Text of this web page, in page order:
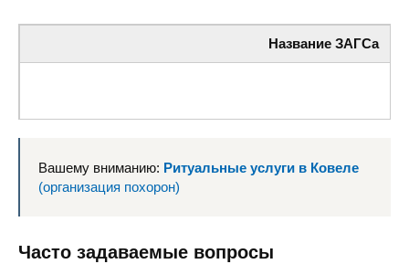
Название ЗАГСа
Вашему вниманию: Ритуальные услуги в Ковеле
(организация похорон)
Часто задаваемые вопросы